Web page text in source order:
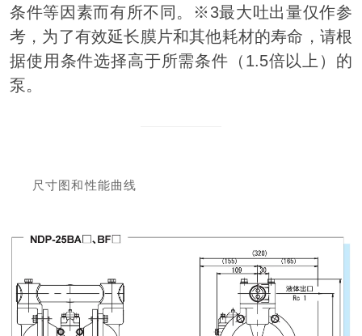
条件等因素而有所不同。
※3最大吐出量仅作参
考，为了有效延长膜片和其他耗材的寿命，请根
据使用条件选择高于所需条件（1.5倍以上）的
泵。
尺寸图和性能曲线